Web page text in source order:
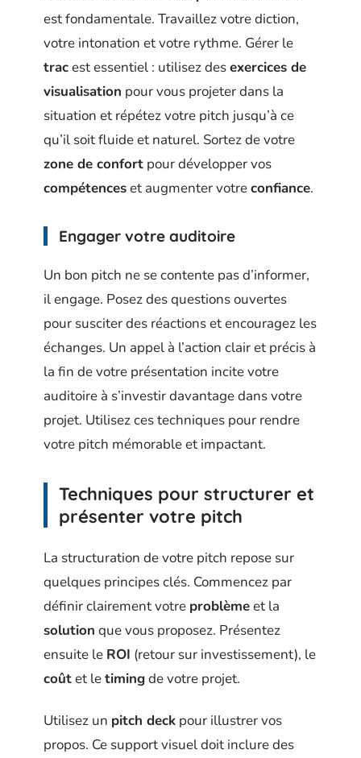
est fondamentale. Travaillez votre diction,
votre intonation et votre rythme. Gérer le
tracest essentiel : utilisez desexercices de
visualisation pour vous projeter dans la
situation et répétez votre pitch jusqu’à ce
qu’il soit fluide et naturel. Sortez de votre
zone de confort pour développer vos
compétenceset augmenter votreconfiance.
Engager votre auditoire
Un bon pitch ne se contente pas d’informer,
il engage. Posez des questions ouvertes
pour susciter des réactions et encouragez les
échanges. Un appel à l’action clair et précis à
la fin de votre présentation incite votre
auditoire à s’investir davantage dans votre
projet. Utilisez ces techniques pour rendre
votre pitch mémorable et impactant.
Techniques pour structurer et
présenter votre pitch
La structuration de votre pitch repose sur
quelques principes clés. Commencez par
définir clairement votre problèmeet la
solution que vous proposez. Présentez
ensuite le ROI (retour sur investissement), le
coûtet letimingde votre projet.
Utilisez un pitch deck pour illustrer vos
propos. Ce support visuel doit inclure des